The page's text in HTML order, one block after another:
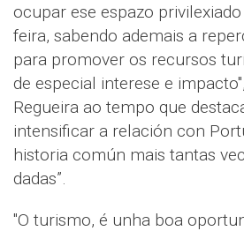
ocupar ese espazo
feira, sabendo ademais a
para promover os recursos
de especial interese e
Regueira ao tempo que
intensificar a relación con
historia común mais tantas
dadas”.
"O turismo, é unha boa